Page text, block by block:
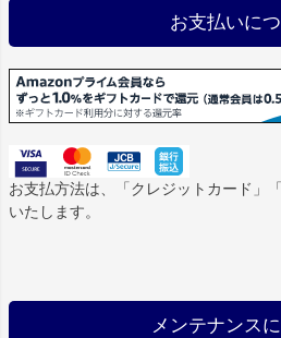
お支払いに
お支払方法は、「クレジットカード」
いたします。
メンテナンス